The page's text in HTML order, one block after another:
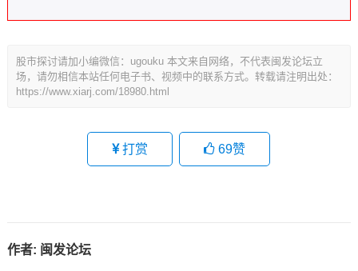
股市探讨请加小编微信：ugouku 本文来自网络，不代表闽发论坛立
场，请勿相信本站任何电子书、视频中的联系方式。转载请注明出处：
https://www.xiarj.com/18980.html
打赏 69赞
作者: 闽发论坛